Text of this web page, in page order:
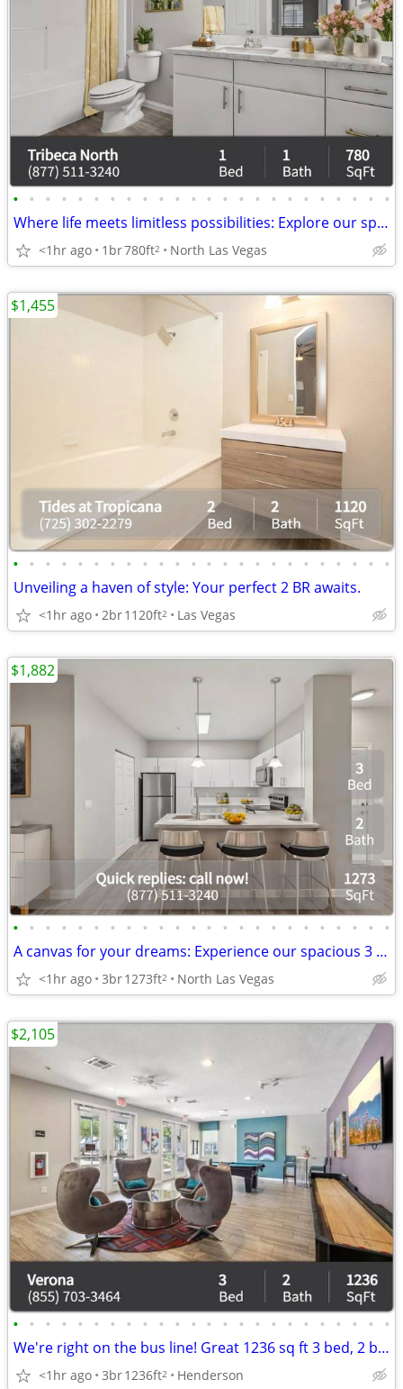
• • • • • • • • • • • • • • • • • • • • • • • •
Where life meets limitless possibilities: Explore our spacious 1 BR.
<1hr ago 1br780ft2 North Las Vegas
• • • • • • • • • • • • • • • • • • • • • • • •
Unveiling a haven of style: Your perfect 2 BR awaits.
<1hr ago 2br1120ft2 Las Vegas
$1,455
• • • • • • • • • • • • • • • • • • • • • • • •
A canvas for your dreams: Experience our spacious 3 BR today!
<1hr ago 3br1273ft2 North Las Vegas
$1,882
• • • • • • • • • • • • • • • • • • • • • • • •
We're right on the bus line! Great 1236 sq ft 3 bed, 2 bath!
<1hr ago 3br1236ft2 Henderson
$2,105